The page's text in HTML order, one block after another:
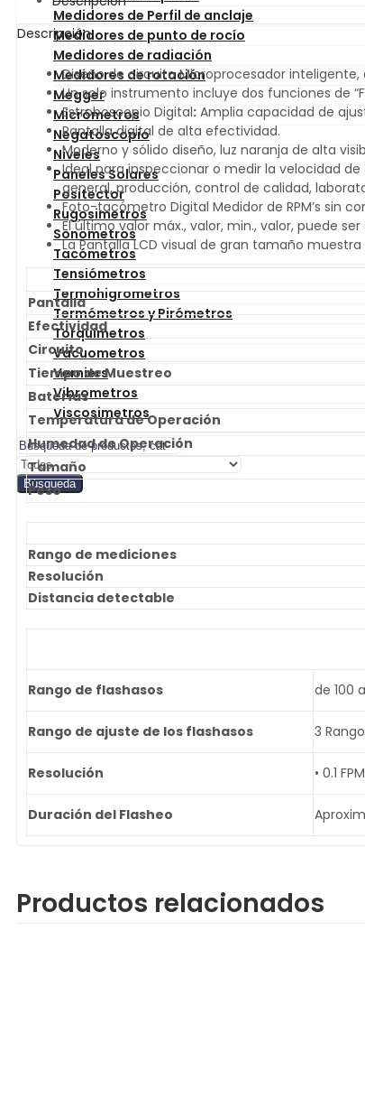
Medidores de Perfil de anclaje
Medidores de punto de rocío
Medidores de radiación
Medidores de rotación
Megger
Micrómetros
Negatoscopio
Niveles
Paneles Solares
Positector
Rugosimetros
Sonometros
Tacómetros
Tensiómetros
Termohigrometros
Termómetros y Pirómetros
Torquímetros
Vacuometros
Verniers
Vibrometros
Viscosimetros
Búsqueda
Descripción
Diseño de circuito Microprocesador
Un solo instrumento incluye dos funciones de
Estroboscopio Digital: Amplia capacidad de
Pantalla digital de alta efectividad.
Moderno y sólido diseño, luz naranja de alta
Ideal para inspeccionar o medir la velocidad
general, producción, control de calidad,
Foto-tacómetro Digital Medidor de RPM’s sin
El último valor máx., valor, min., valor, puede
La Pantalla LCD visual de gran tamaño
Pantalla
Efectividad
Circuito
Tiempo de Muestreo
Baterías
Temperatura de Operación
Humedad de Operación
Tamaño
Peso
Rango de mediciones
Resolución
Distancia detectable
Rango de flashasos de 100
Rango de ajuste de los flashasos 3
Resolución • 0.1
Duración del Flasheo
Productos relacionados